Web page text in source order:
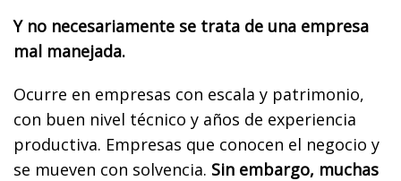
Y no necesariamente se trata de una empresa
mal manejada.
Ocurre en empresas con escala y patrimonio,
con buen nivel técnico y años de experiencia
productiva. Empresas que conocen el negocio y
se mueven con solvencia. Sin embargo, muchas